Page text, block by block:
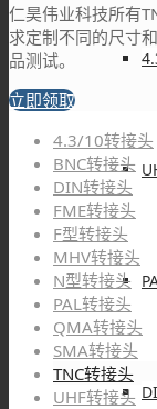
仁昊伟业科技所有
求定制不同的尺寸
品测试。
立即领取
4.3/10转接头
BNC转接头
DIN转接头
FME转接头
F型转接头
MHV转接头
N型转接头
PAL转接头
QMA转接头
SMA转接头
TNC转接头
UHF转接头